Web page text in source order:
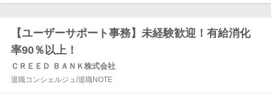
【ユーザーサポート事務】未経験歓迎！有給消化
率90％以上！
ＣＲＥＥＤ ＢＡＮＫ株式会社
退職コンシェルジュ/退職NOTE